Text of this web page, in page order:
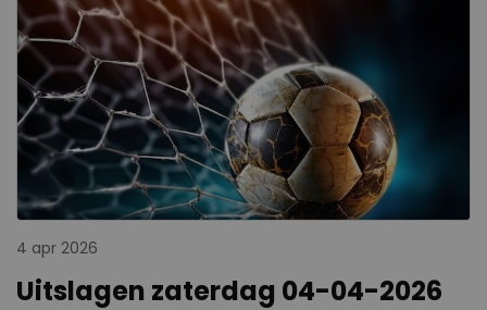
4 apr 2026
Uitslagen zaterdag 04-04-2026